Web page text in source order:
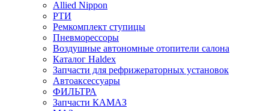
Allied Nippon
РТИ
Ремкомплект ступицы
Пневморессоры
Воздушные автономные отопители салона
Каталог Haldex
Запчасти для рефрижераторных установок
Автоаксессуары
ФИЛЬТРА
Запчасти КАМАЗ